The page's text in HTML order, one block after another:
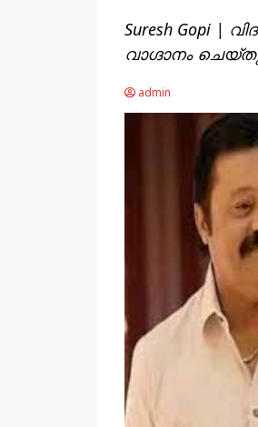
Suresh Gopi |
വാഗ്ദാനം
admin